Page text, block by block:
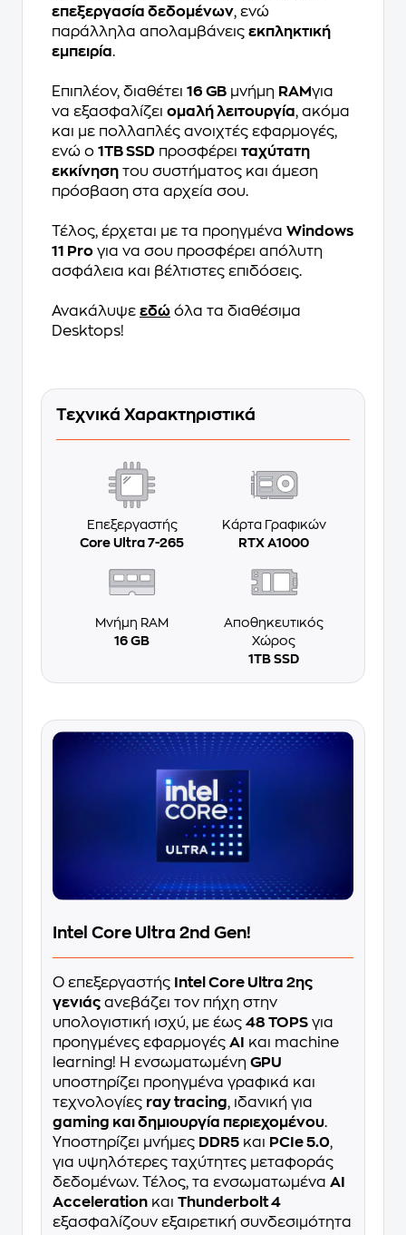
επεξεργασία δεδομένων, ενώ
παράλληλα απολαμβάνεις εκπληκτική
εμπειρία.
Επιπλέον, διαθέτει 16 GB μνήμη RAMγια
να εξασφαλίζει ομαλή λειτουργία, ακόμα
και με πολλαπλές ανοιχτές εφαρμογές,
ενώ ο 1TB SSD προσφέρει ταχύτατη
εκκίνηση του συστήματος και άμεση
πρόσβαση στα αρχεία σου.
Τέλος, έρχεται με τα προηγμένα Windows
11 Pro για να σου προσφέρει απόλυτη
ασφάλεια και βέλτιστες επιδόσεις.
Ανακάλυψε εδώ όλα τα διαθέσιμα
Desktops!
Τεχνικά Χαρακτηριστικά
Επεξεργαστής
Core Ultra 7-265
Κάρτα Γραφικών
RTX A1000
Μνήμη RAM
16 GB
Αποθηκευτικός
Χώρος
1TB SSD
Intel Core Ultra 2nd Gen!
Ο επεξεργαστής
Intel Core Ultra 2ης
γενιάς ανεβάζει τον πήχη στην
υπολογιστική ισχύ, με έως 48 TOPS για
προηγμένες εφαρμογές AI
και machine
learning! Η ενσωματωμένη GPU
υποστηρίζει προηγμένα γραφικά και
τεχνολογίες ray tracing, ιδανική για
gaming και δημιουργία περιεχομένου.
Υποστηρίζει μνήμες DDR5 και PCIe 5.0,
για υψηλότερες ταχύτητες μεταφοράς
δεδομένων. Τέλος, τα ενσωματωμένα AI
Acceleration και Thunderbolt 4
εξασφαλίζουν εξαιρετική συνδεσιμότητα